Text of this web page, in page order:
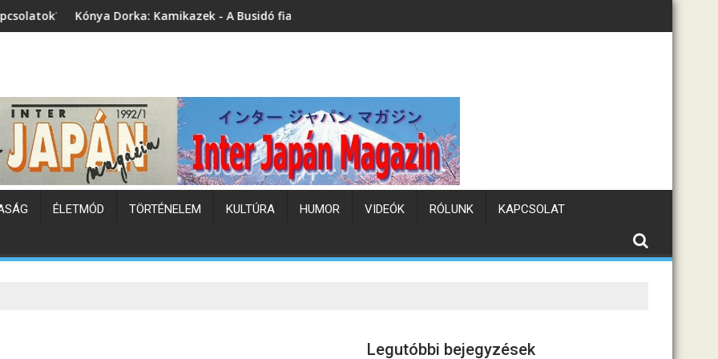
Kamikazek - A Busidó fiai (könyvbemutató)Japán hőhullám
ÉLETMÓD TÖRTÉNELEM KULTÚRA HUMOR VIDEÓK RÓLUNK KAPCSOLAT
Legutóbbi bejegyzések